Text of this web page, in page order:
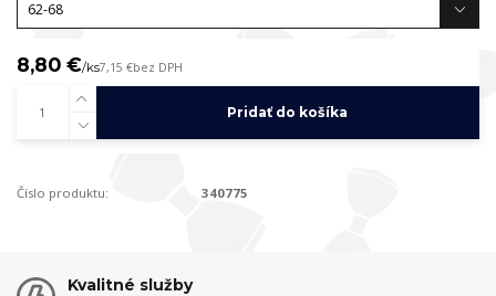
8,80 €/ks7,15 €bez DPH
Pridať do košíka
Číslo produktu: 340775
Kvalitné služby